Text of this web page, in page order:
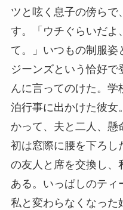
ツと呟く息子の傍らで
す。「ウチぐらいだよ
て。」いつもの制服姿
ジーンズという恰好
んに言ってのけた。
泊行事に出かけた彼女
かって、夫と二人、懸
初は窓際に腰を下ろし
の友人と席を交換し、
ある。いっぱしのティ
私と変わらなくなった